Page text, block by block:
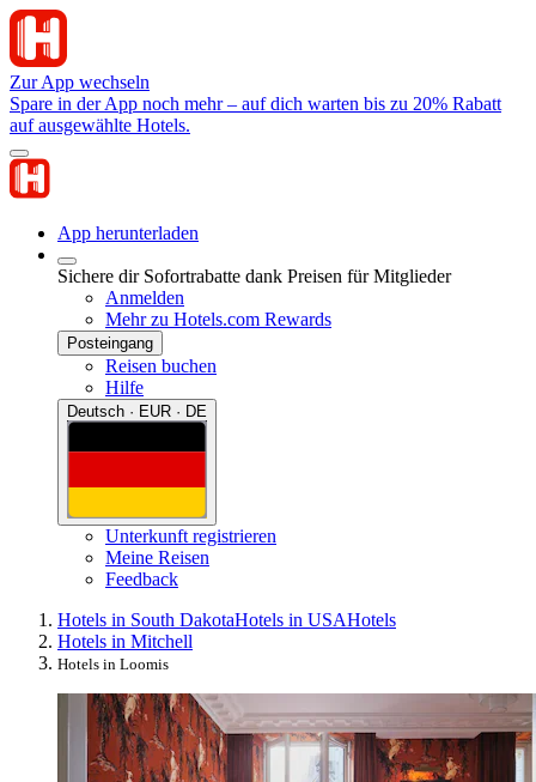
Zur App wechseln
Spare in der App noch mehr – auf dich warten bis zu 20% Rabatt
auf ausgewählte Hotels.
App herunterladen
Sichere dir Sofortrabatte dank Preisen für Mitglieder
Anmelden
Mehr zu Hotels.com Rewards
Posteingang
Reisen buchen
Hilfe
Deutsch · EUR · DE
Unterkunft registrieren
Meine Reisen
Feedback
Hotels in South DakotaHotels in USAHotels
Hotels in Mitchell
Hotels in Loomis